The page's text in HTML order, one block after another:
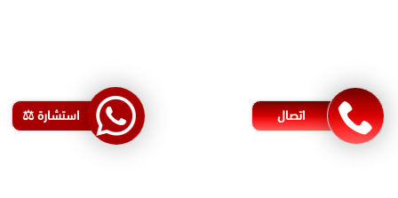
اتصال استشارة ⚖️
محامي مطالبات مالية في البحرين
رقم محامي في البحرين